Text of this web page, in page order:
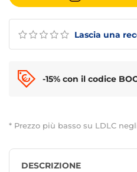
Lascia una
* Prezzo più basso su LDLC
-15% con il codice
DESCRIZIONE